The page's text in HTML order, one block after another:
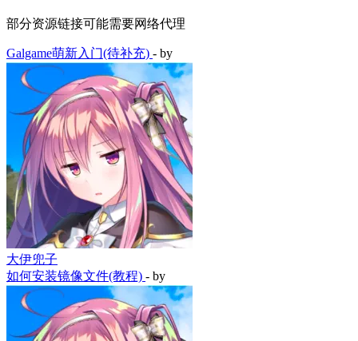
部分资源链接可能需要网络代理
Galgame萌新入门(待补充) - by
大伊兜子
如何安装镜像文件(教程) - by